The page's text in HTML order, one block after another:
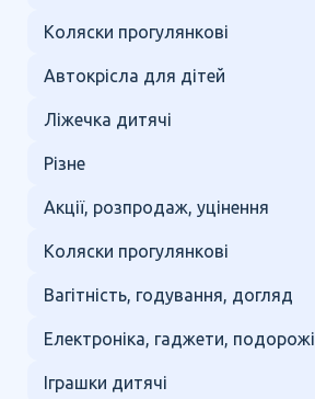
Коляски прогулянкові
Автокрісла для дітей
Ліжечка дитячі
Різне
Акції, розпродаж, уцінення
Коляски прогулянкові
Вагітність, годування, догляд
Електроніка, гаджети, подорожі
Іграшки дитячі